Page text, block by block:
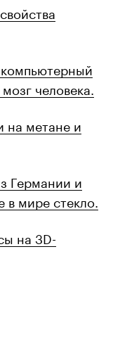
человека.
на метане и
Германии и
мире стекло.
на 3D-